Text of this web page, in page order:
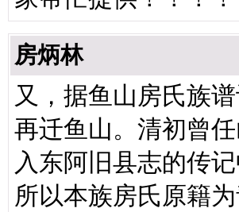
房炳林
又，据鱼山房氏族
再迁鱼山。清初曾
入东阿旧县志的传
所以本族房氏原籍